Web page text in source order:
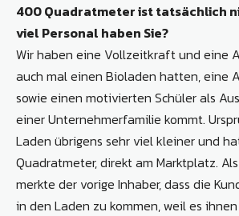
400 Quadratmeter ist tatsächlich
viel Personal haben Sie?
Wir haben eine Vollzeitkraft und eine
auch mal einen Bioladen hatten, eine
sowie einen motivierten Schüler als
einer Unternehmerfamilie kommt.
Laden übrigens sehr viel kleiner und
Quadratmeter, direkt am Marktplatz.
merkte der vorige Inhaber, dass die
in den Laden zu kommen, weil es